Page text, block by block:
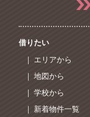
借りたい
｜ エリアから
｜ 地図から
｜ 学校から
｜ 新着物件一覧